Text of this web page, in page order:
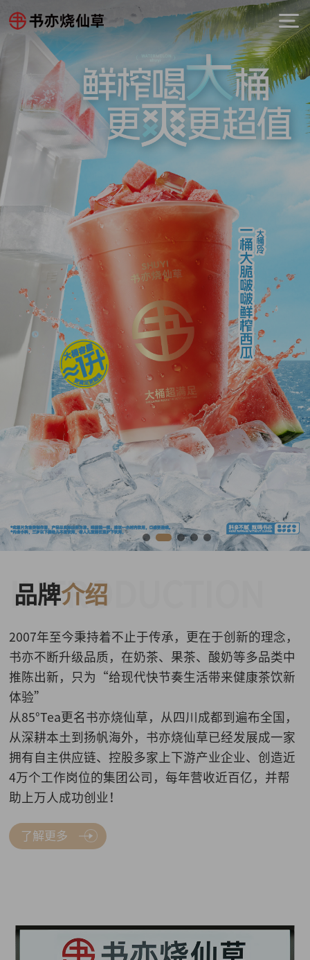
INTRODUCTION
品牌介绍
2007年至今秉持着不止于传承，更在于创新的理念，
书亦不断升级品质，在奶茶、果茶、酸奶等多品类中
推陈出新，只为“给现代快节奏生活带来健康茶饮新
体验”
从85°Tea更名书亦烧仙草，从四川成都到遍布全国，
从深耕本土到扬帆海外，书亦烧仙草已经发展成一家
拥有自主供应链、控股多家上下游产业企业、创造近
4万个工作岗位的集团公司，每年营收近百亿，并帮
助上万人成功创业！
了解更多